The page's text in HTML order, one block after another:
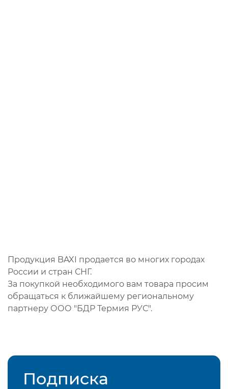
Продукция BAXI продается во многих городах
России и стран СНГ.
За покупкой необходимого вам товара просим
обращаться к ближайшему региональному
партнеру ООО "БДР Термия РУС".
Подписка